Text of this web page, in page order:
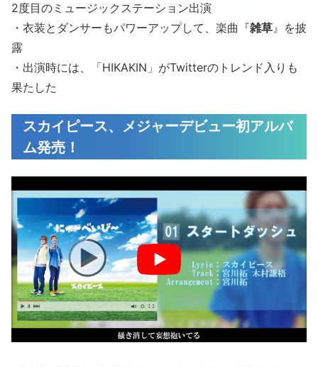
2度目のミュージックステーション出演
・衣装とダンサーもパワーアップして、楽曲『雑草』を披
露
・出演時には、「HIKAKIN」がTwitterのトレンド入りも
果たした
スカイピース、メジャーデビュー初アルバ
ム発売！